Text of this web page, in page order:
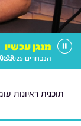
מנגן עכשיו
הנבחרים 21.02.2025
תוכנית ראיונות